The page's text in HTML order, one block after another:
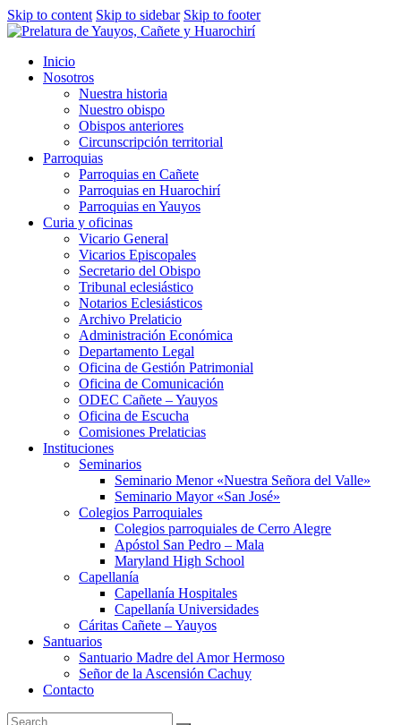
Skip to content Skip to sidebar Skip to footer
Inicio
Nosotros
Nuestra historia
Nuestro obispo
Obispos anteriores
Circunscripción territorial
Parroquias
Parroquias en Cañete
Parroquias en Huarochirí
Parroquias en Yauyos
Curia y oficinas
Vicario General
Vicarios Episcopales
Secretario del Obispo
Tribunal eclesiástico
Notarios Eclesiásticos
Archivo Prelaticio
Administración Económica
Departamento Legal
Oficina de Gestión Patrimonial
Oficina de Comunicación
ODEC Cañete – Yauyos
Oficina de Escucha
Comisiones Prelaticias
Instituciones
Seminarios
Seminario Menor «Nuestra Señora del Valle»
Seminario Mayor «San José»
Colegios Parroquiales
Colegios parroquiales de Cerro Alegre
Apóstol San Pedro – Mala
Maryland High School
Capellanía
Capellanía Hospitales
Capellanía Universidades
Cáritas Cañete – Yauyos
Santuarios
Santuario Madre del Amor Hermoso
Señor de la Ascensión Cachuy
Contacto